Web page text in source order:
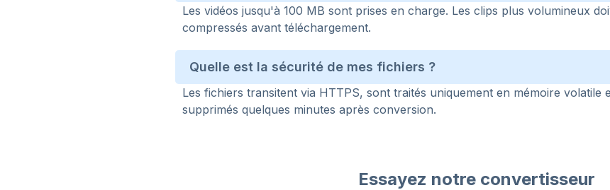
Les vidéos jusqu'à 100 MB sont prises en charge. Les clips plus volumineux
compressés avant téléchargement.
Quelle est la sécurité de mes fichiers ?
Les fichiers transitent via HTTPS, sont traités uniquement en mémoire volatile
supprimés quelques minutes après conversion.
Essayez notre convertisseur